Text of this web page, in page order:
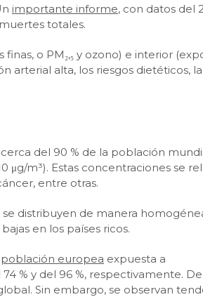
importante informe, con datos del
totales.
o PM₂,₅ y ozono) e interior
arterial alta, los riesgos dietéticos,
del 90 % de la población
μg/m³). Estas concentraciones se
entre otras.
distribuyen de manera
en los países ricos.
población europea expuesta a
% y del 96 %, respectivamente.
Sin embargo, se observan